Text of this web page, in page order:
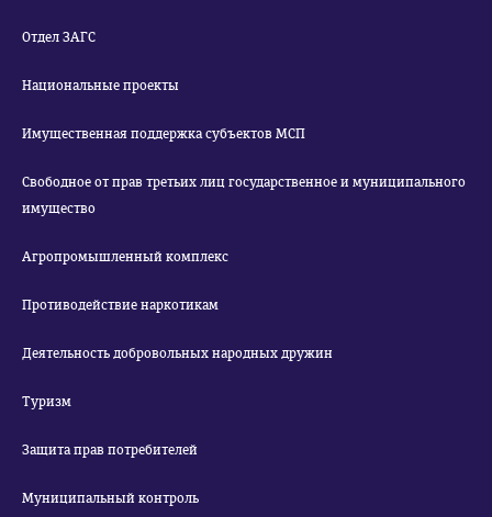
Отдел ЗАГС
Национальные проекты
Имущественная поддержка субъектов МСП
Свободное от прав третьих лиц государственное и муниципального
имущество
Агропромышленный комплекс
Противодействие наркотикам
Деятельность добровольных народных дружин
Туризм
Защита прав потребителей
Муниципальный контроль